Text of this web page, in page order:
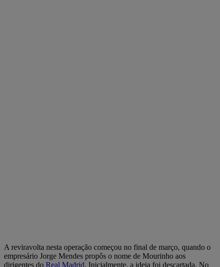
A reviravolta nesta operação começou no final de março, quando o
empresário Jorge Mendes propôs o nome de Mourinho aos
dirigentes do Real Madrid. Inicialmente, a ideia foi descartada. No